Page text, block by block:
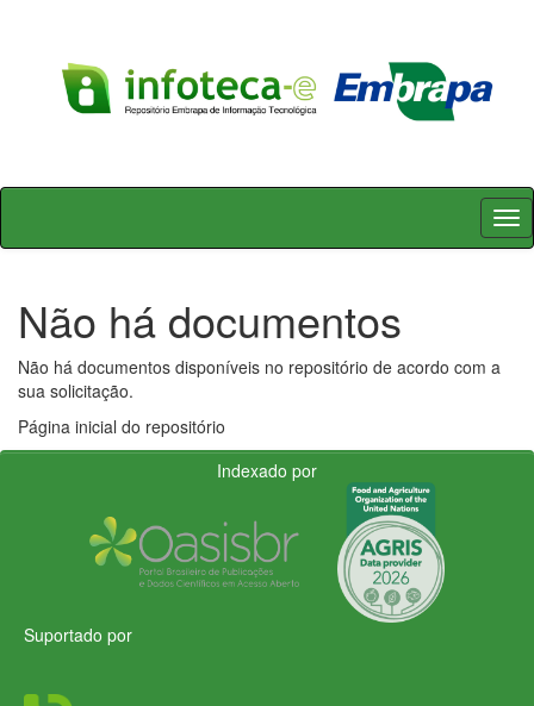
Skip
Não há documentos
Não há documentos disponíveis no repositório de acordo com a
sua solicitação.
Página inicial do repositório
Indexado por
Suportado por